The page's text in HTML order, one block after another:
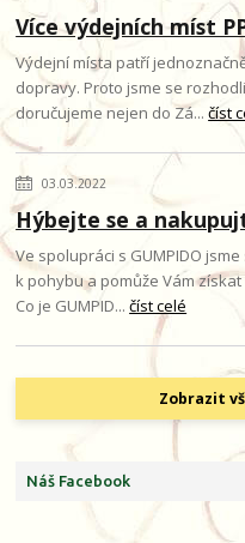
Více výdejních míst
Výdejní místa patří
dopravy. Proto jsme se
doručujeme nejen do Zá...číst
03.03.2022
Hýbejte se a
Ve spolupráci s GUMPIDO
k pohybu a pomůže Vám
Co je GUMPID...číst celé
Zobrazit
Náš Facebook